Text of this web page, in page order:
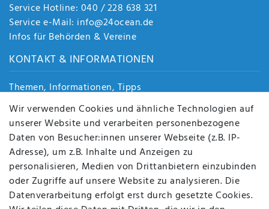
Service Hotline: 040 / 228 638 321
Service e-Mail: info@24ocean.de
Infos für Behörden & Vereine
KONTAKT & INFORMATIONEN
Themen, Informationen, Tipps
Jobs
Über uns
Kontakt
Datenschutz
AGB
FAQ
Batterieentsorgung
Altölverordnung
Wir verwenden Cookies und ähnliche Technologien auf
unserer Website und verarbeiten personenbezogene
Daten von Besucher:innen unserer Webseite (z.B. IP-
Adresse), um z.B. Inhalte und Anzeigen zu
personalisieren, Medien von Drittanbietern einzubinden
oder Zugriffe auf unsere Website zu analysieren. Die
Datenverarbeitung erfolgt erst durch gesetzte Cookies.